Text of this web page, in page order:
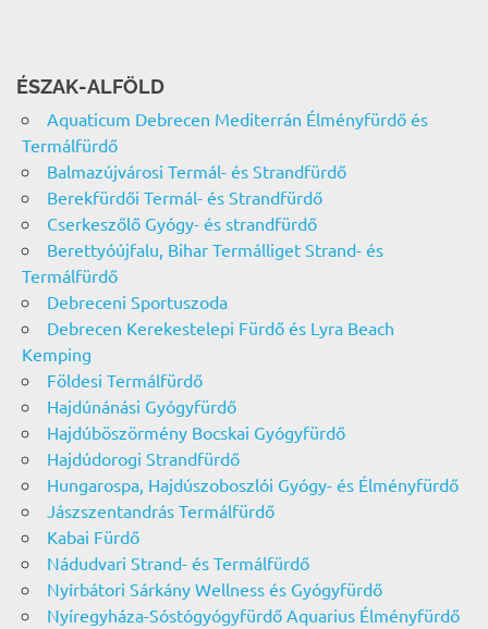
ÉSZAK-ALFÖLD
Aquaticum Debrecen Mediterrán Élményfürdő és
Termálfürdő
Balmazújvárosi Termál- és Strandfürdő
Berekfürdői Termál- és Strandfürdő
Cserkeszőlő Gyógy- és strandfürdő
Berettyóújfalu, Bihar Termálliget Strand- és
Termálfürdő
Debreceni Sportuszoda
Debrecen Kerekestelepi Fürdő és Lyra Beach
Kemping
Földesi Termálfürdő
Hajdúnánási Gyógyfürdő
Hajdúböszörmény Bocskai Gyógyfürdő
Hajdúdorogi Strandfürdő
Hungarospa, Hajdúszoboszlói Gyógy- és Élményfürdő
Jászszentandrás Termálfürdő
Kabai Fürdő
Nádudvari Strand- és Termálfürdő
Nyírbátori Sárkány Wellness és Gyógyfürdő
Nyíregyháza-Sóstógyógyfürdő Aquarius Élményfürdő